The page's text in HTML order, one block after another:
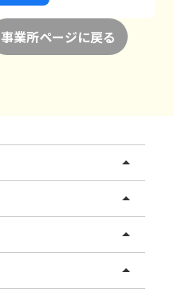
事業所ページに戻る
arrow_drop_up
arrow_drop_up
arrow_drop_up
arrow_drop_up